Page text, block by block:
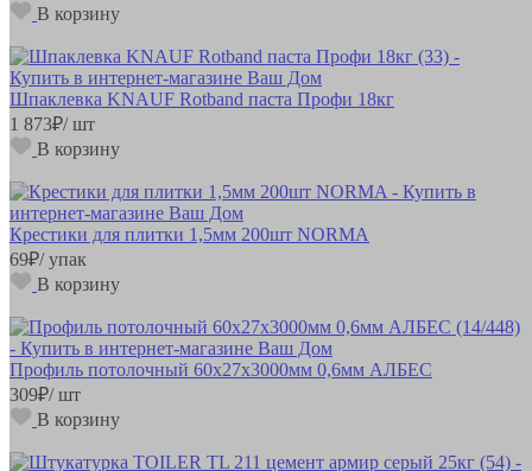
В корзину
Шпаклевка KNAUF Rotband паста Профи 18кг
1 873₽/ шт
В корзину
Крестики для плитки 1,5мм 200шт NORMA
69₽/ упак
В корзину
Профиль потолочный 60х27х3000мм 0,6мм АЛБЕС
309₽/ шт
В корзину